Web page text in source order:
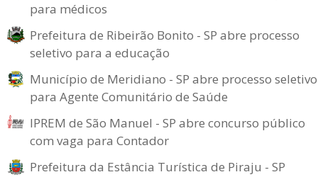
para médicos
Prefeitura de Ribeirão Bonito - SP abre processo
seletivo para a educação
Município de Meridiano - SP abre processo seletivo
para Agente Comunitário de Saúde
IPREM de São Manuel - SP abre concurso público
com vaga para Contador
Prefeitura da Estância Turística de Piraju - SP